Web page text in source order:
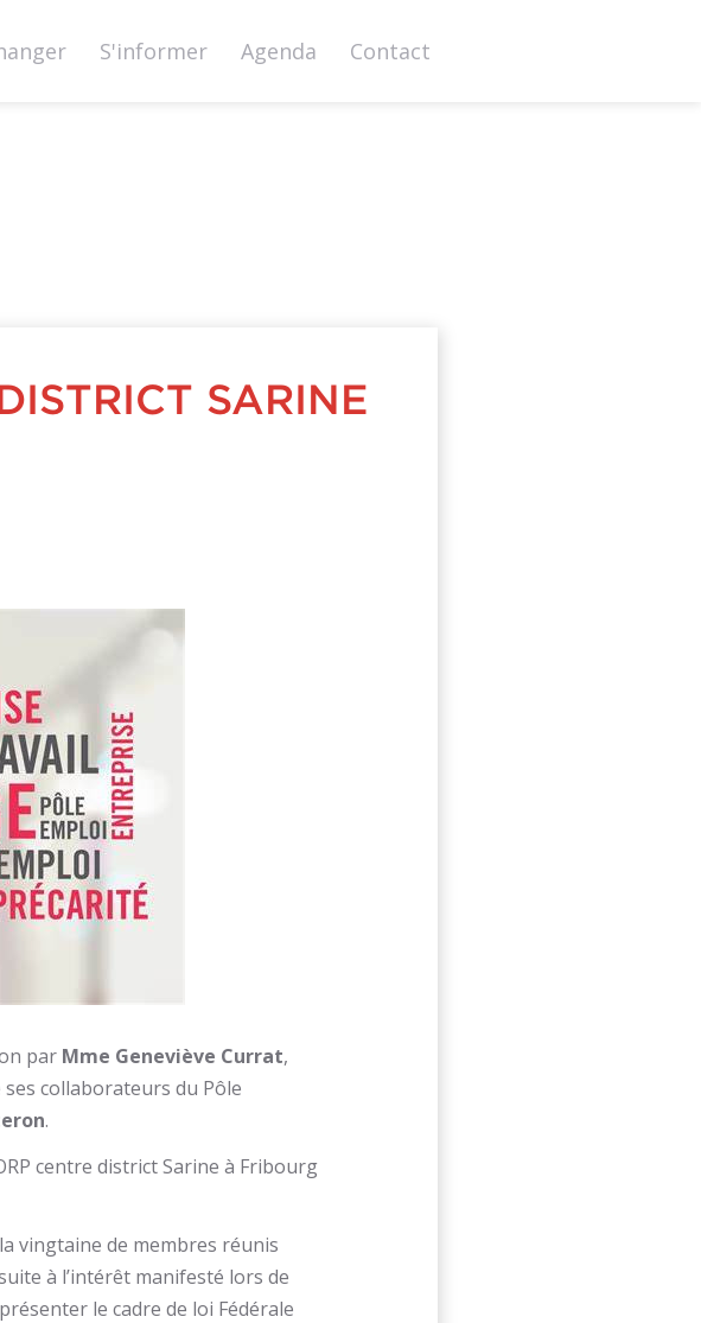
S'informer Agenda Contact
SARINE
par Mme Geneviève Currat,
ses collaborateurs du Pôle
.
centre district Sarine à Fribourg
vingtaine de membres réunis
à l’intérêt manifesté lors de
le cadre de loi Fédérale